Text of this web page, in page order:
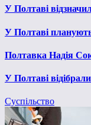
У Полтаві
У Полтаві
Полтавка Надія
У Полтаві
Суспільство